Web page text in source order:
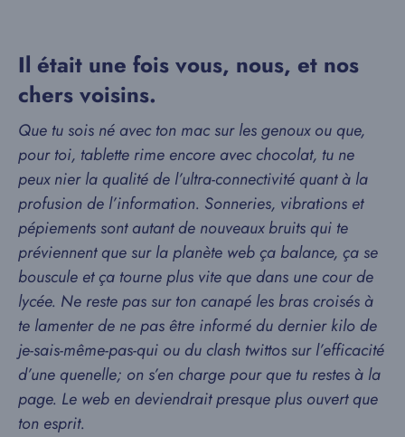
Il était une fois vous, nous, et nos
chers voisins.
Que tu sois né avec ton mac sur les genoux ou que,
pour toi, tablette rime encore avec chocolat, tu ne
peux nier la qualité de l’ultra-connectivité quant à la
profusion de l’information. Sonneries, vibrations et
pépiements sont autant de nouveaux bruits qui te
préviennent que sur la planète web ça balance, ça se
bouscule et ça tourne plus vite que dans une cour de
lycée. Ne reste pas sur ton canapé les bras croisés à
te lamenter de ne pas être informé du dernier kilo de
je-sais-même-pas-qui ou du clash twittos sur l’efficacité
d’une quenelle; on s’en charge pour que tu restes à la
page. Le web en deviendrait presque plus ouvert que
ton esprit.